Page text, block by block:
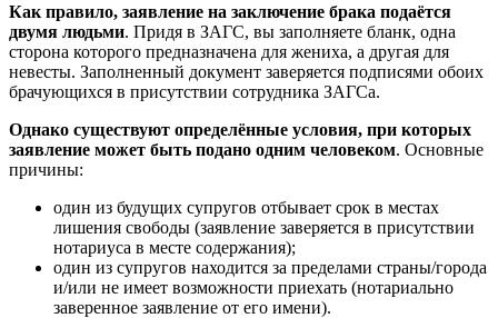
Как правило, заявление на заключение брака подаётся
двумя людьми. Придя в ЗАГС, вы заполняете бланк, одна
сторона которого предназначена для жениха, а другая для
невесты. Заполненный документ заверяется подписями обоих
брачующихся в присутствии сотрудника ЗАГСа.
Однако существуют определённые условия, при которых
заявление может быть подано одним человеком. Основные
причины:
один из будущих супругов отбывает срок в местах
лишения свободы (заявление заверяется в присутствии
нотариуса в месте содержания);
один из супругов находится за пределами страны/города
и/или не имеет возможности приехать (нотариально
заверенное заявление от его имени).